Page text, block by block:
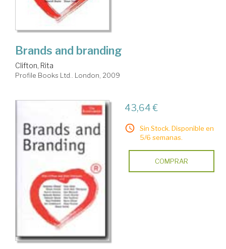
Brands and branding
Clifton, Rita
Profile Books Ltd.. London, 2009
43,64 €
Sin Stock. Disponible en
5/6 semanas.
COMPRAR